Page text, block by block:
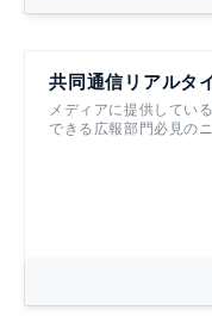
共同通信リアルタ
メディアに提供してい
できる広報部門必見の